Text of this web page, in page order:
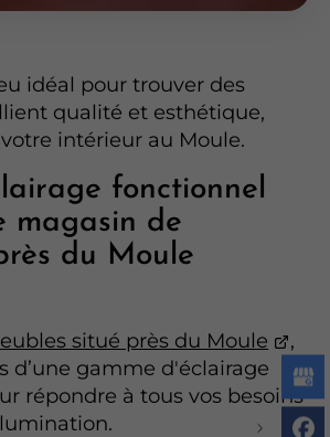
idéal pour trouver des
qualité et esthétique,
intérieur au Moule.
fonctionnel
magasin de
du Moule
situé près du Moule
,
d’une gamme d'éclairage
répondre à tous vos besoins